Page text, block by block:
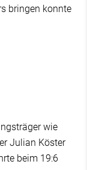
bringen konnte
wie
Julian Köster
beim 19:6